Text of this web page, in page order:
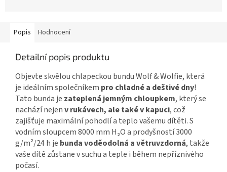
Popis Hodnocení
Detailní popis produktu
Objevte skvělou chlapeckou bundu Wolf & Wolfie, která
je ideálním společníkem pro chladné a deštivé dny!
Tato bunda je zateplená jemným chloupkem, který se
nachází nejenv rukávech, ale také v kapuci, což
zajišťuje maximální pohodlí a teplo vašemu dítěti. S
vodním sloupcem 8000 mm H₂O a prodyšností 3000
g/m²/24 h je bunda voděodolná a větruvzdorná, takže
vaše dítě zůstane v suchu a teple i během nepříznivého
počasí.